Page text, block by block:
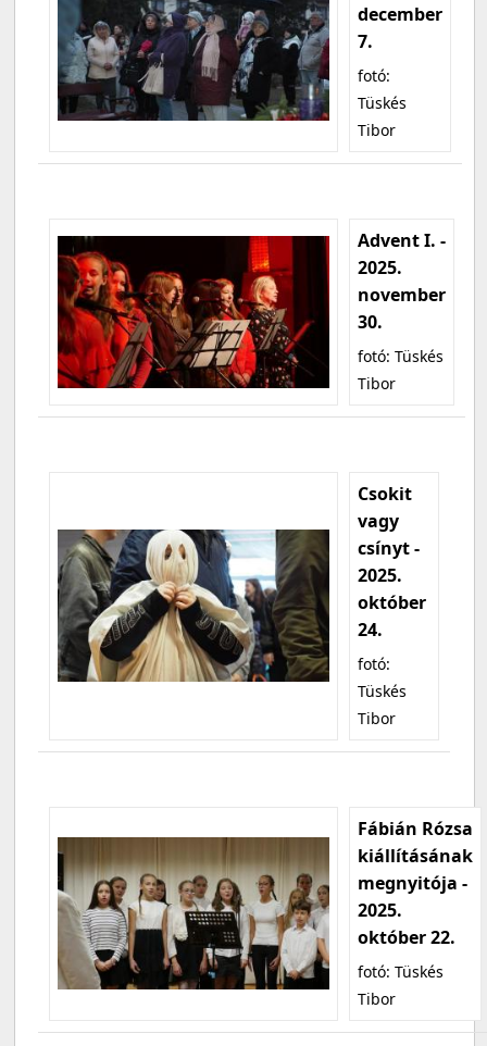
december
7.
fotó:
Tüskés
Tibor
Advent I. -
2025.
november
30.
fotó: Tüskés
Tibor
Csokit
vagy
csínyt -
2025.
október
24.
fotó:
Tüskés
Tibor
Fábián Rózsa
kiállításának
megnyitója -
2025.
október 22.
fotó: Tüskés
Tibor